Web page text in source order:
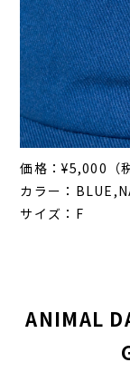
価格：¥5,000（
カラー：
サイズ：F
ANIMAL